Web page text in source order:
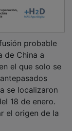
de China a
el que solo se
se localizaron
18 de enero.
el origen de la